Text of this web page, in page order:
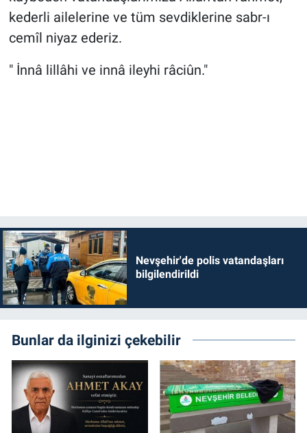
kederli ailelerine ve tüm sevdiklerine sabr-ı
cemîl niyaz ederiz.
" İnnâ lillâhi ve innâ ileyhi râciûn."
Nevşehir'de polis vatandaşları
bilgilendirildi
Bunlar da ilginizi çekebilir